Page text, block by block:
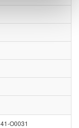
41-O0031